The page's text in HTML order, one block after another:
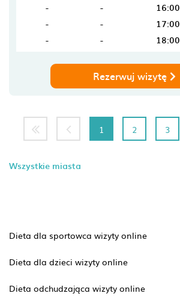
-
- 16:00
-
- 17:00
-
- 18:00
Rezerwuj wizytę
1 2 3
Wszystkie miasta
Dieta dla sportowca wizyty online
Dieta dla dzieci wizyty online
Dieta odchudzająca wizyty online